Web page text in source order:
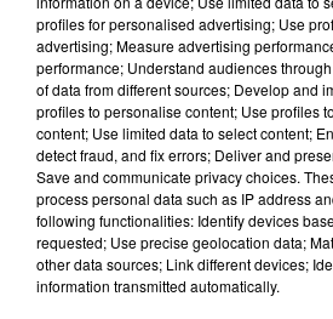
profiles for personalised advertising; Use
advertising; Measure advertising
performance; Understand audiences
of data from different sources; Develop and
profiles to personalise content; Use profiles
content; Use limited data to select content;
detect fraud, and fix errors; Deliver and
Save and communicate privacy choices.
process personal data such as IP address
following functionalities: Identify devices
requested; Use precise geolocation data;
other data sources; Link different devices;
information transmitted automatically.